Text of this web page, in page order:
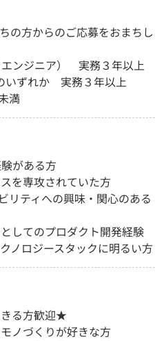
の方からのご応募をおまちし
エンジニア） 実務３年以上
ずれか 実務３年以上
満
がある方
を専攻されていた方
リティへの興味・関心のある
してのプロダクト開発経験
ノロジースタックに明るい方
る方歓迎★
ノづくりが好きな方